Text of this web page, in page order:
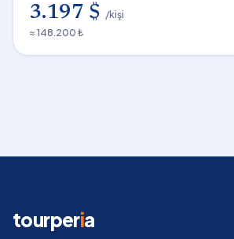
3.197 $ /kişi
≈ 148.200 ₺
tourperia